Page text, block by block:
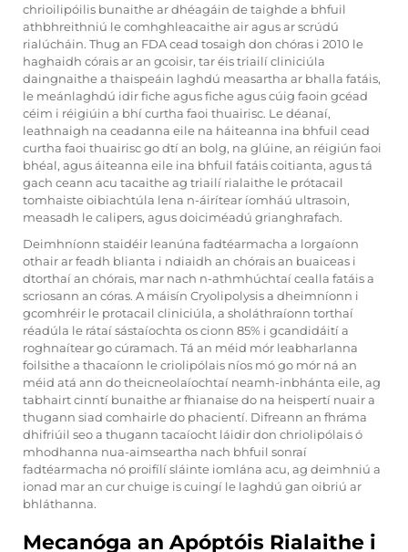
chrioilipóilis bunaithe ar dhéagáin de taighde a bhfuil
athbhreithniú le comhghleacaithe air agus ar scrúdú
rialúcháin. Thug an FDA cead tosaigh don chóras i 2010 le
haghaidh córais ar an gcoisir, tar éis triailí cliniciúla
daingnaithe a thaispeáin laghdú measartha ar bhalla fatáis,
le meánlaghdú idir fiche agus fiche agus cúig faoin gcéad
céim i réigiúin a bhí curtha faoi thuairisc. Le déanaí,
leathnaigh na ceadanna eile na háiteanna ina bhfuil cead
curtha faoi thuairisc go dtí an bolg, na glúine, an réigiún faoi
bhéal, agus áiteanna eile ina bhfuil fatáis coitianta, agus tá
gach ceann acu tacaithe ag triailí rialaithe le prótacail
tomhaiste oibiachtúla lena n-áirítear íomháú ultrasoin,
measadh le calipers, agus doiciméadú grianghrafach.
Deimhníonn staidéir leanúna fadtéarmacha a lorgaíonn
othair ar feadh blianta i ndiaidh an chórais an buaiceas i
dtorthaí an chórais, mar nach n-athmhúchtaí cealla fatáis a
scriosann an córas. A máisín Cryolipolysisa dheimníonn i
gcomhréir le protacail cliniciúla, a sholáthraíonn torthaí
réadúla le rátaí sástaíochta os cionn 85% i gcandidáití a
roghnaítear go cúramach. Tá an méid mór leabharlanna
foilsithe a thacaíonn le criolipólais níos mó go mór ná an
méid atá ann do theicneolaíochtaí neamh-inbhánta eile, ag
tabhairt cinntí bunaithe ar fhianaise do na heispertí nuair a
thugann siad comhairle do phacientí. Difreann an fhráma
dhifriúil seo a thugann tacaíocht láidir don chriolipólais ó
mhodhanna nua-aimseartha nach bhfuil sonraí
fadtéarmacha nó proifílí sláinte iomlána acu, ag deimhniú a
ionad mar an cur chuige is cuingí le laghdú gan oibriú ar
bhláthanna.
Mecanóga an Apóptóis Rialaithe i